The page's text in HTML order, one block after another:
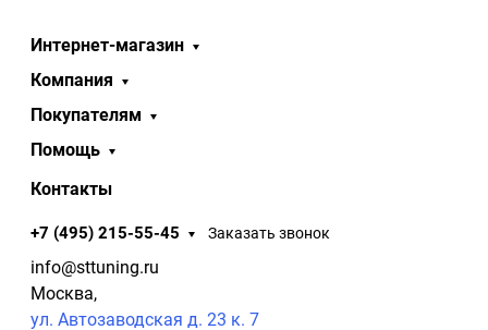
Интернет-магазин
Компания
Покупателям
Помощь
Контакты
+7 (495) 215-55-45 Заказать звонок
info@sttuning.ru
Москва,
ул. Автозаводская д. 23 к. 7